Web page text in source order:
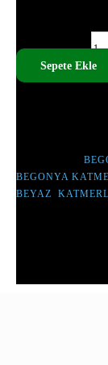
TOHUM ADET
Sepete Ekle
BEGONYA
BEYAZ